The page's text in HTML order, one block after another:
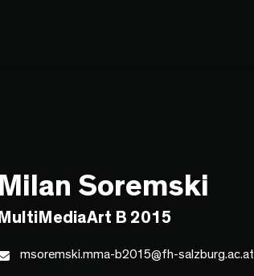
Milan Soremski
MultiMediaArt B 2015
msoremski.mma-b2015@fh-salzburg.ac.at